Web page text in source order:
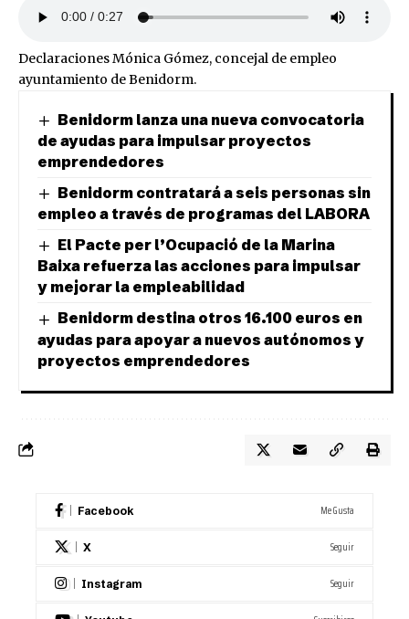
Declaraciones Mónica Gómez, concejal de empleo
ayuntamiento de Benidorm.
Benidorm lanza una nueva convocatoria
de ayudas para impulsar proyectos
emprendedores
Benidorm contratará a seis personas sin
empleo a través de programas del LABORA
El Pacte per l’Ocupació de la Marina
Baixa refuerza las acciones para impulsar
y mejorar la empleabilidad
Benidorm destina otros 16.100 euros en
ayudas para apoyar a nuevos autónomos y
proyectos emprendedores
Facebook Me Gusta
X Seguir
Instagram Seguir